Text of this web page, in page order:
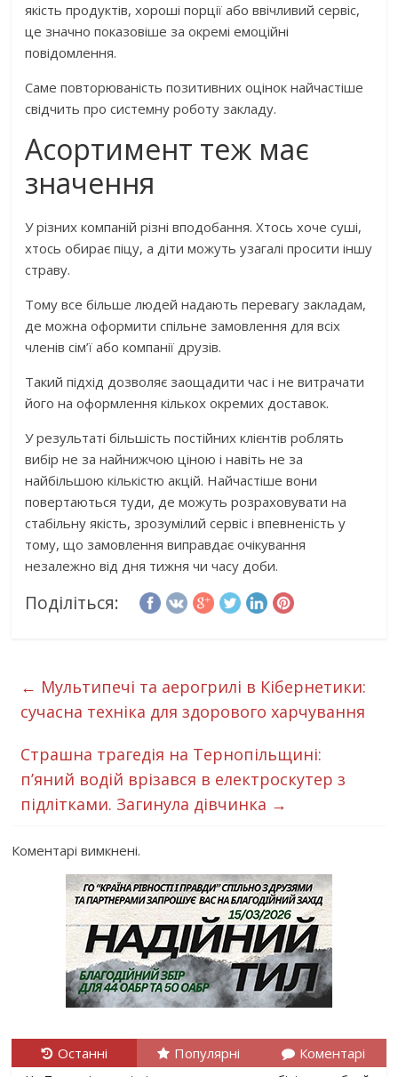
якість продуктів, хороші порції або ввічливий сервіс,
це значно показовіше за окремі емоційні
повідомлення.
Саме повторюваність позитивних оцінок найчастіше
свідчить про системну роботу закладу.
Асортимент теж має
значення
У різних компаній різні вподобання. Хтось хоче суші,
хтось обирає піцу, а діти можуть узагалі просити іншу
страву.
Тому все більше людей надають перевагу закладам,
де можна оформити спільне замовлення для всіх
членів сім’ї або компанії друзів.
Такий підхід дозволяє заощадити час і не витрачати
його на оформлення кількох окремих доставок.
У результаті більшість постійних клієнтів роблять
вибір не за найнижчою ціною і навіть не за
найбільшою кількістю акцій. Найчастіше вони
повертаються туди, де можуть розраховувати на
стабільну якість, зрозумілий сервіс і впевненість у
тому, що замовлення виправдає очікування
незалежно від дня тижня чи часу доби.
Поділіться:
← Мультипечі та аерогрилі в Кібернетики:
сучасна техніка для здорового харчування
Страшна трагедія на Тернопільщині:
пʼяний водій врізався в електроскутер з
підлітками. Загинула дівчинка →
Коментарі вимкнені.
Останні Популярні Коментарі